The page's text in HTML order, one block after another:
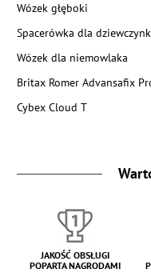
Wózek głęboki
Spacerówka dla
Wózek dla niemowlaka
Britax Romer Advansafix
Cybex Cloud T
JAKOŚĆ OBSŁUGI
POPARTA NAGRODAMI